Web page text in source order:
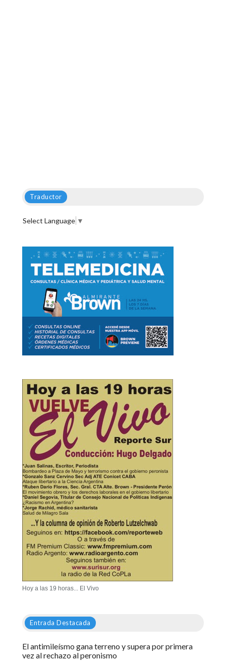
Traductor
Select Language ▼
Hoy a las 19 horas... El Vivo
Entrada Destacada
El antimileísmo gana terreno y supera por primera
vez al rechazo al peronismo